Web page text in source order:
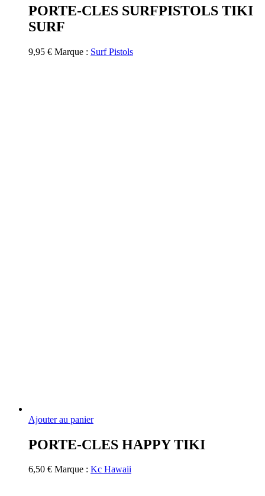
PORTE-CLES SURFPISTOLS TIKI
SURF
9,95 € Marque : Surf Pistols
Ajouter au panier
PORTE-CLES HAPPY TIKI
6,50 € Marque : Kc Hawaii